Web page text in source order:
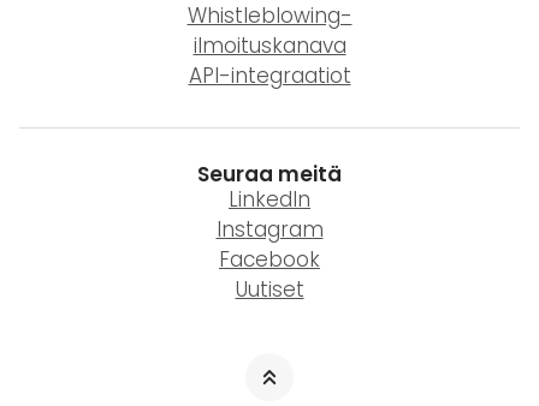
Whistleblowing-
ilmoituskanava
API-integraatiot
Seuraa meitä
LinkedIn
Instagram
Facebook
Uutiset